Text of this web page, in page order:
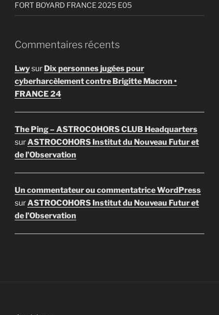
FORT BOYARD FRANCE 2025 E05
Commentaires récents
Lwysur Dix personnes jugées pour
cyberharcèlement contre Brigitte Macron •
FRANCE 24
The Ping – ASTROCOHORS CLUB Headquarters
surASTROCOHORS Institut du Nouveau Futur et
de l’Observation
Un commentateur ou commentatrice WordPress
surASTROCOHORS Institut du Nouveau Futur et
de l’Observation